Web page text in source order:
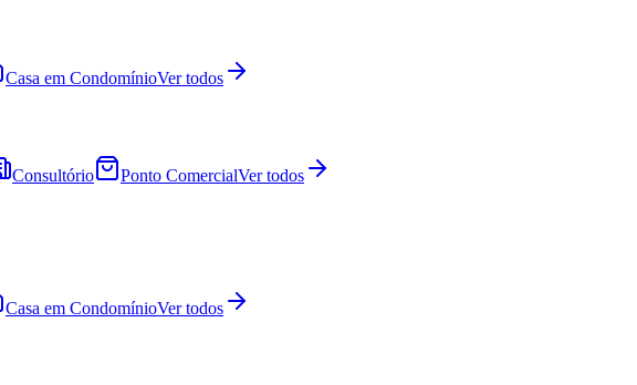
Casa em CondomínioVer todos
Consultório Ponto ComercialVer todos
Casa em CondomínioVer todos